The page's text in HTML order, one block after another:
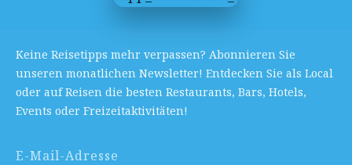
Keine Reisetipps mehr verpassen? Abonnieren Sie
unseren monatlichen Newsletter! Entdecken Sie als Local
oder auf Reisen die besten Restaurants, Bars, Hotels,
Events oder Freizeitaktivitäten!